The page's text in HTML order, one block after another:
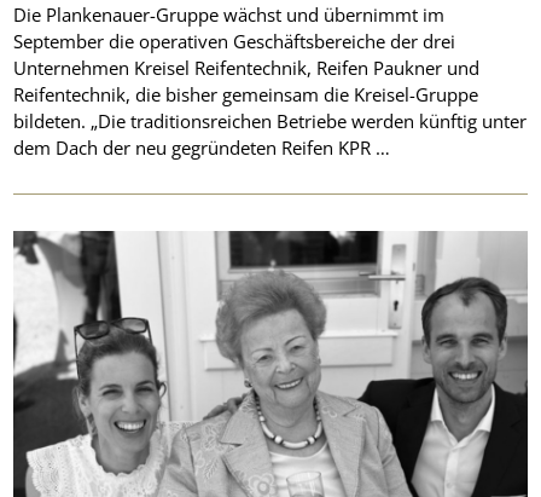
Die Plankenauer-Gruppe wächst und übernimmt im
September die operativen Geschäftsbereiche der drei
Unternehmen Kreisel Reifentechnik, Reifen Paukner und
Reifentechnik, die bisher gemeinsam die Kreisel-Gruppe
bildeten. „Die traditionsreichen Betriebe werden künftig unter
dem Dach der neu gegründeten Reifen KPR …